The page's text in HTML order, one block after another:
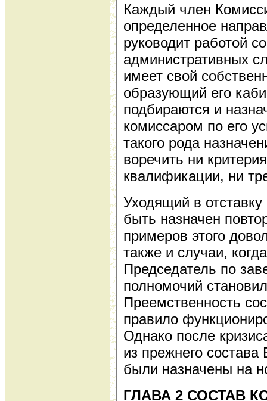
Каждый член
определенное
руководит работой
административных
имеет свой
образующий его
подбираются и
комиссаром по его
такого рода
воречить ни
квалификации, ни
Уходящий в
быть назначен
примеров этого
также и случаи,
Председатель по
полномочий
Преемственность
правило
Однако после
из прежнего
были назначены на
ГЛАВА 2 СОСТАВ